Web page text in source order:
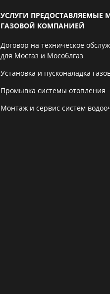
УСЛУГИ ПРЕДОСТАВЛЯЕМЫЕ
ГАЗОВОЙ КОМПАНИЕЙ
Договор на техническое
для Мосгаз и Мособлгаз
Установка и пусконаладка
Промывка системы отопления
Монтаж и сервис систем